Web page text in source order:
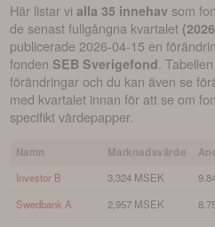
Här listar vialla 35 innehav som
de senast fullgångna kvartalet (
publicerade2026-04-15 en
fonden SEB Sverigefond.
förändringar och du kan även se
med kvartalet innan för att se om
specifikt värdepapper.
Namn Marknadsvärde
Investor B 3,324 MSEK
Swedbank A 2,957 MSEK